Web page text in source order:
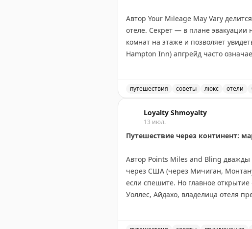
Автор Your Mileage May Vary
отеле. Секрет — в плане эвакуации
комнат на этаже и позволяет
Hampton Inn) апгрейд часто
карту эвакуации после того, как
действительно дает хороший
Your Mileage May Vary|Original
путешествия советы люкс отели
Loyalty Shmoyalty
13 июл.
Путешествие через континент:
Автор Points Miles and Bling
через США (через Мичиган,
если спешите. Но главное
Уоллес, Айдахо, владелица отеля